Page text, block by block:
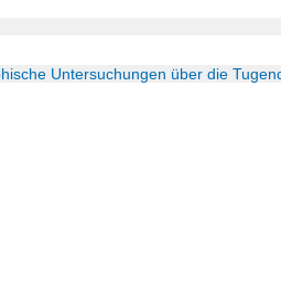
Untersuchungen über die